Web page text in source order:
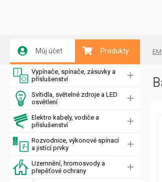
Můj účet Produkty
Vypínače, spínače, zásuvky a
příslušenství
Svítidla, světelné zdroje a LED
osvětlení
Elektro kabely, vodiče a
příslušenství
Rozvodnice, výkonové spínací
a jistící prvky
Uzemnění, hromosvody a
přepěťové ochrany